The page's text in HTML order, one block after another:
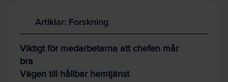
Artiklar: Forskning
Viktigt för medarbetarna att chefen mår
bra
Vägen till hållbar hemtjänst